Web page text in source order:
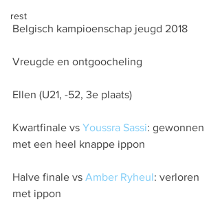
rest
Belgisch kampioenschap jeugd 2018
Vreugde en ontgoocheling
Ellen (U21, -52, 3e plaats)
Kwartfinale vs Youssra Sassi: gewonnen
met een heel knappe ippon
Halve finale vs Amber Ryheul: verloren
met ippon